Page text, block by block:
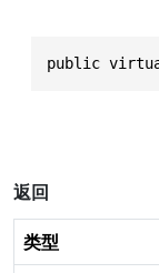
public
返回
类型